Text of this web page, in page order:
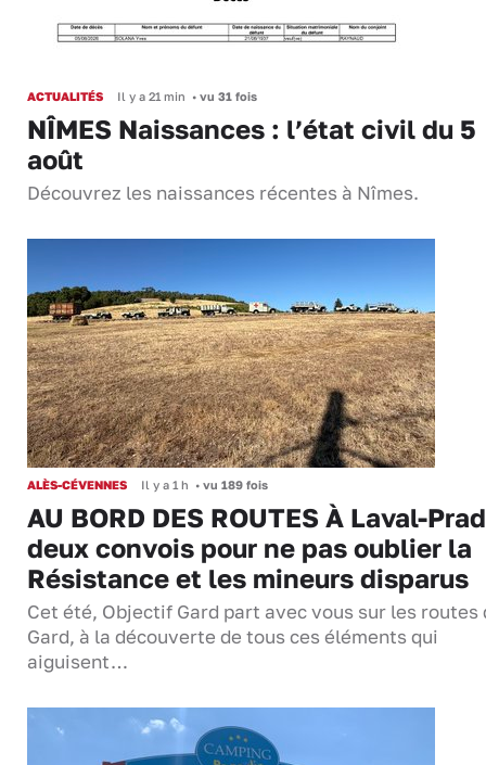
ACTUALITÉS Il y a 21 min • vu 31 fois
NÎMES Naissances : l’état civil du 5
août
Découvrez les naissances récentes à Nîmes.
ALÈS-CÉVENNES Il y a 1 h • vu 189 fois
AU BORD DES ROUTES À Laval-
deux convois pour ne pas oublier la
Résistance et les mineurs disparus
Cet été, Objectif Gard part avec vous sur les routes
Gard, à la découverte de tous ces éléments qui
aiguisent…